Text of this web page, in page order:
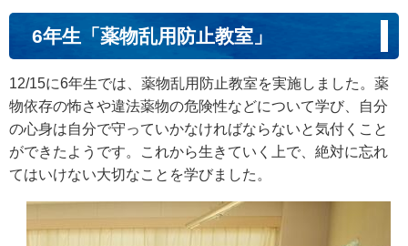
6年生「薬物乱用防止教室」
12/15に6年生では、薬物乱用防止教室を実施しました。薬
物依存の怖さや違法薬物の危険性などについて学び、自分
の心身は自分で守っていかなければならないと気付くこと
ができたようです。これから生きていく上で、絶対に忘れ
てはいけない大切なことを学びました。